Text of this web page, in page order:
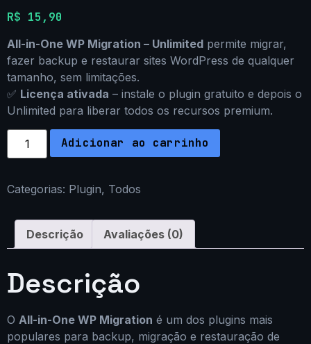
R$ 15,90
All-in-One WP Migration – Unlimited permite migrar,
fazer backup e restaurar sites WordPress de qualquer
tamanho, sem limitações.
✅ Licença ativada – instale o plugin gratuito e depois o
Unlimited para liberar todos os recursos premium.
Adicionar ao carrinho
Categorias: Plugin, Todos
Descrição Avaliações (0)
Descrição
O All-in-One WP Migration é um dos plugins mais
populares para backup, migração e restauração de